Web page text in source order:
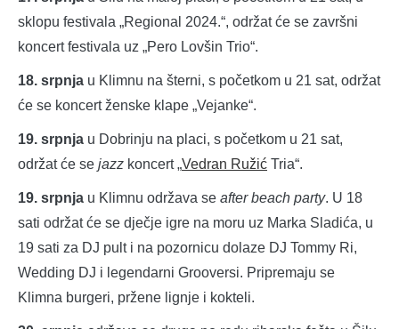
sklopu festivala „Regional 2024.“, održat će se završni
koncert festivala uz „Pero Lovšin Trio“.
18. srpnja u Klimnu na šterni, s početkom u 21 sat, održat
će se koncert ženske klape „Vejanke“.
19. srpnja u Dobrinju na placi, s početkom u 21 sat,
održat će se jazz koncert „Vedran Ružić Tria“.
19. srpnja u Klimnu održava se after beach party. U 18
sati održat će se dječje igre na moru uz Marka Sladića, u
19 sati za DJ pult i na pozornicu dolaze DJ Tommy Ri,
Wedding DJ i legendarni Grooversi. Pripremaju se
Klimna burgeri, pržene lignje i kokteli.